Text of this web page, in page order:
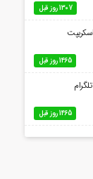
1307 روز قبل
1465 روز قبل
1465 روز قبل